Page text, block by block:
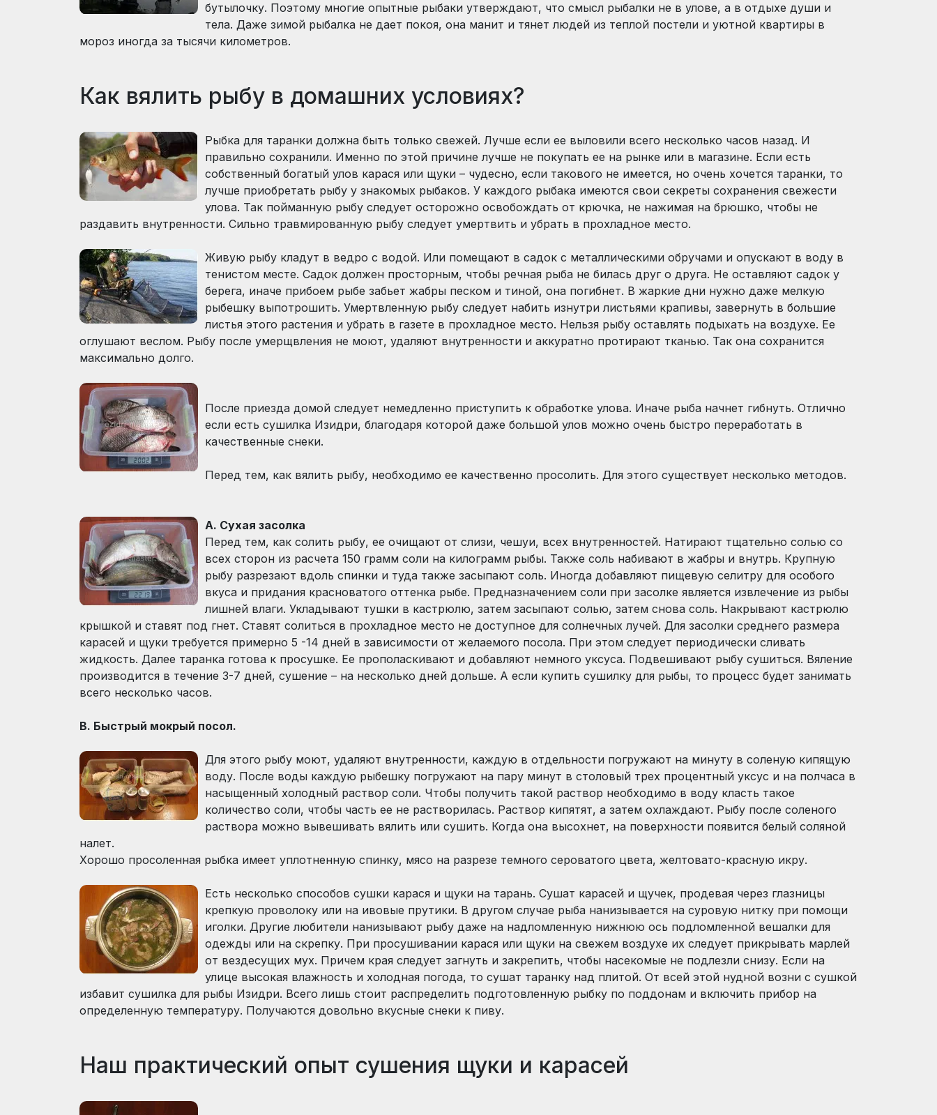
бутылочку. Поэтому многие опытные рыбаки утверждают, что смысл рыбалки не в улове, а в отдыхе души и
тела. Даже зимой рыбалка не дает покоя, она манит и тянет людей из теплой постели и уютной квартиры в
мороз иногда за тысячи километров.
Как вялить рыбу в домашних условиях?
Рыбка для таранки должна быть только свежей. Лучше если ее выловили всего несколько часов назад. И
правильно сохранили. Именно по этой причине лучше не покупать ее на рынке или в магазине. Если есть
собственный богатый улов карася или щуки – чудесно, если такового не имеется, но очень хочется таранки, то
лучше приобретать рыбу у знакомых рыбаков. У каждого рыбака имеются свои секреты сохранения свежести
улова. Так пойманную рыбу следует осторожно освобождать от крючка, не нажимая на брюшко, чтобы не
раздавить внутренности. Сильно травмированную рыбу следует умертвить и убрать в прохладное место.
Живую рыбу кладут в ведро с водой. Или помещают в садок с металлическими обручами и опускают в воду в
тенистом месте. Садок должен просторным, чтобы речная рыба не билась друг о друга. Не оставляют садок у
берега, иначе прибоем рыбе забьет жабры песком и тиной, она погибнет. В жаркие дни нужно даже мелкую
рыбешку выпотрошить. Умертвленную рыбу следует набить изнутри листьями крапивы, завернуть в большие
листья этого растения и убрать в газете в прохладное место. Нельзя рыбу оставлять подыхать на воздухе. Ее
оглушают веслом. Рыбу после умерщвления не моют, удаляют внутренности и аккуратно протирают тканью. Так она сохранится
максимально долго.
После приезда домой следует немедленно приступить к обработке улова. Иначе рыба начнет гибнуть. Отлично
если есть сушилка Изидри, благодаря которой даже большой улов можно очень быстро переработать в
качественные снеки.
Перед тем, как вялить рыбу, необходимо ее качественно просолить. Для этого существует несколько методов.
A. Сухая засолка
Перед тем, как солить рыбу, ее очищают от слизи, чешуи, всех внутренностей. Натирают тщательно солью со
всех сторон из расчета 150 грамм соли на килограмм рыбы. Также соль набивают в жабры и внутрь. Крупную
рыбу разрезают вдоль спинки и туда также засыпают соль. Иногда добавляют пищевую селитру для особого
вкуса и придания красноватого оттенка рыбе. Предназначением соли при засолке является извлечение из рыбы
лишней влаги. Укладывают тушки в кастрюлю, затем засыпают солью, затем снова соль. Накрывают кастрюлю
крышкой и ставят под гнет. Ставят солиться в прохладное место не доступное для солнечных лучей. Для засолки среднего размера
карасей и щуки требуется примерно 5 -14 дней в зависимости от желаемого посола. При этом следует периодически сливать
жидкость. Далее таранка готова к просушке. Ее прополаскивают и добавляют немного уксуса. Подвешивают рыбу сушиться. Вяление
производится в течение 3-7 дней, сушение – на несколько дней дольше. А если купить сушилку для рыбы, то процесс будет занимать
всего несколько часов.
B. Быстрый мокрый посол.
Для этого рыбу моют, удаляют внутренности, каждую в отдельности погружают на минуту в соленую кипящую
воду. После воды каждую рыбешку погружают на пару минут в столовый трех процентный уксус и на полчаса в
насыщенный холодный раствор соли. Чтобы получить такой раствор необходимо в воду класть такое
количество соли, чтобы часть ее не растворилась. Раствор кипятят, а затем охлаждают. Рыбу после соленого
раствора можно вывешивать вялить или сушить. Когда она высохнет, на поверхности появится белый соляной
налет.
Хорошо просоленная рыбка имеет уплотненную спинку, мясо на разрезе темного сероватого цвета, желтовато-красную икру.
Есть несколько способов сушки карася и щуки на тарань. Сушат карасей и щучек, продевая через глазницы
крепкую проволоку или на ивовые прутики. В другом случае рыба нанизывается на суровую нитку при помощи
иголки. Другие любители нанизывают рыбу даже на надломленную нижнюю ось подломленной вешалки для
одежды или на скрепку. При просушивании карася или щуки на свежем воздухе их следует прикрывать марлей
от вездесущих мух. Причем края следует загнуть и закрепить, чтобы насекомые не подлезли снизу. Если на
улице высокая влажность и холодная погода, то сушат таранку над плитой. От всей этой нудной возни с сушкой
избавит сушилка для рыбы Изидри. Всего лишь стоит распределить подготовленную рыбку по поддонам и включить прибор на
определенную температуру. Получаются довольно вкусные снеки к пиву.
Наш практический опыт сушения щуки и карасей